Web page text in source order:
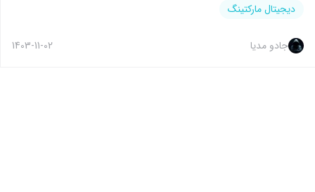
دیجیتال مارکتینگ
جادو مدیا 1403-11-02